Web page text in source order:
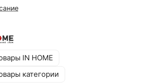
покрытием. Оригинальный
дизайну и тонкой
мм. Класс защиты I, степень
IP20. Гарантия 24 месяца.
IN HOME
категории